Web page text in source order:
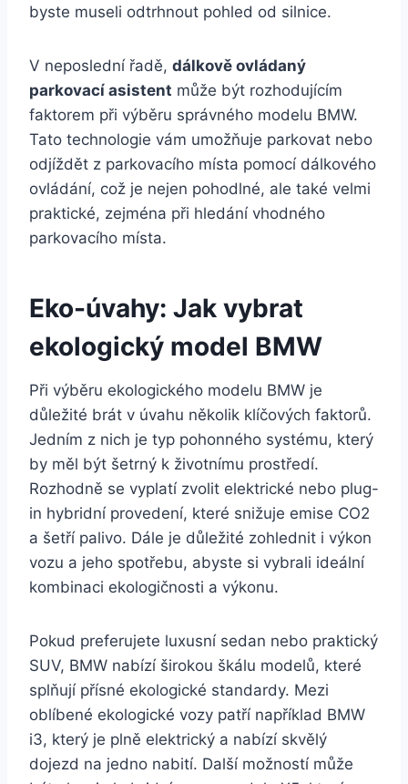
byste museli odtrhnout pohled od silnice.
V neposlední řadě, dálkově ovládaný
parkovací asistent může být rozhodujícím
faktorem při výběru správného modelu BMW.
Tato technologie vám umožňuje parkovat nebo
odjíždět z parkovacího místa pomocí dálkového
ovládání, což je nejen pohodlné, ale také velmi
praktické, zejména při hledání vhodného
parkovacího místa.
Eko-úvahy: Jak vybrat
ekologický model BMW
Při výběru ekologického modelu BMW je
důležité brát v úvahu několik klíčových faktorů.
Jedním z nich je typ pohonného systému, který
by měl být šetrný k životnímu prostředí.
Rozhodně se vyplatí zvolit elektrické nebo plug-
in hybridní provedení, které snižuje emise CO2
a šetří palivo. Dále je důležité zohlednit i výkon
vozu a jeho spotřebu, abyste si vybrali ideální
kombinaci ekologičnosti a výkonu.
Pokud preferujete luxusní sedan nebo praktický
SUV, BMW nabízí širokou škálu modelů, které
splňují přísné ekologické standardy. Mezi
oblíbené ekologické vozy patří například BMW
i3, který je plně elektrický a nabízí skvělý
dojezd na jedno nabití. Další možností může